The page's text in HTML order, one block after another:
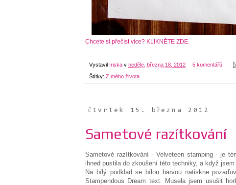
Chcete si přečíst více? KLIKNĚTE ZDE.
Vystavil Iriska v neděle, března 18, 2012 5 komentářů:
Štítky: Z mého života
čtvrtek 15. března 2012
Sametové razítkování
Sametové razítkování - Velveteen stamping - je
ihned pustila do zkoušení této techniky, a když
Na bílý podklad se bílou barvou natiskne
Stampendous Dream text. Musela jsem usušit